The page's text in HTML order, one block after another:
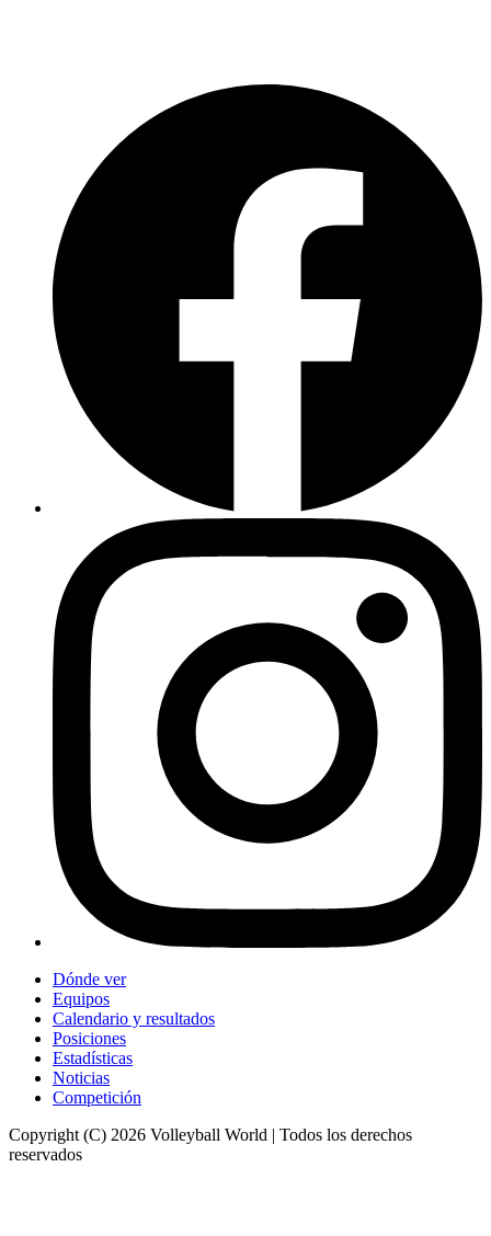
Dónde ver
Equipos
Calendario y resultados
Posiciones
Estadísticas
Noticias
Competición
Copyright (C) 2026 Volleyball World | Todos los derechos
reservados